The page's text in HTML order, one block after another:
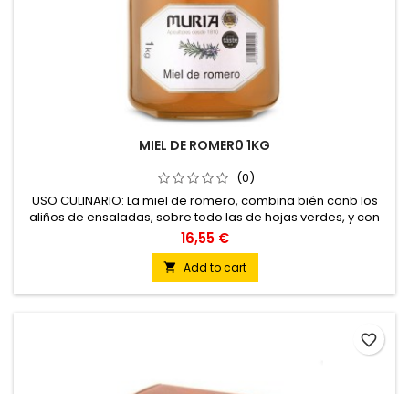
MIEL DE ROMER0 1KG
(0)
USO CULINARIO: La miel de romero, combina bién conb los
aliños de ensaladas, sobre todo las de hojas verdes, y con
los lácteos ligeros: quesos frescos, yogurt, infusdiones y
macedonias de frutas. Muy indicada para utilizar con
bacalao desalado, frito, y con los platos cocinados con
carne de cordero.
16,55 €
 Add to cart
favorite_border